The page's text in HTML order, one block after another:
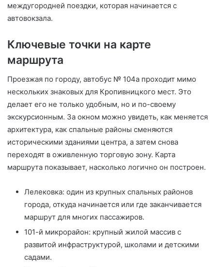
междугородней поездки, которая начинается с
автовокзала.
Ключевые точки на карте
маршрута
Проезжая по городу, автобус № 104а проходит мимо
нескольких знаковых для Кропивницкого мест. Это
делает его не только удобным, но и по-своему
экскурсионным. За окном можно увидеть, как меняется
архитектура, как спальные районы сменяются
историческими зданиями центра, а затем снова
переходят в оживленную торговую зону. Карта
маршрута показывает, насколько логично он построен.
Лелековка: один из крупных спальных районов
города, откуда начинается или где заканчивается
маршрут для многих пассажиров.
101-й микрорайон: крупный жилой массив с
развитой инфраструктурой, школами и детскими
садами.